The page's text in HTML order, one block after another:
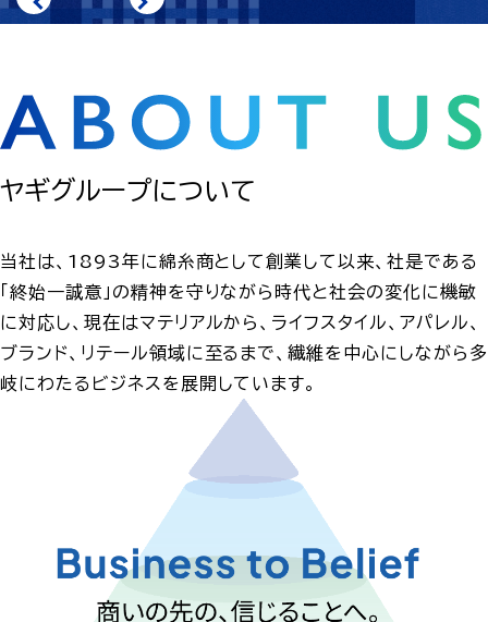
ヤギグループについて
当社は、1893年に綿糸商として創業して以来、社是である
「終始一誠意」の精神を守りながら時代と社会の変化に機敏
に対応し、現在はマテリアルから、ライフスタイル、アパレル、
ブランド、リテール領域に至るまで、繊維を中心にしながら多
岐にわたるビジネスを展開しています。